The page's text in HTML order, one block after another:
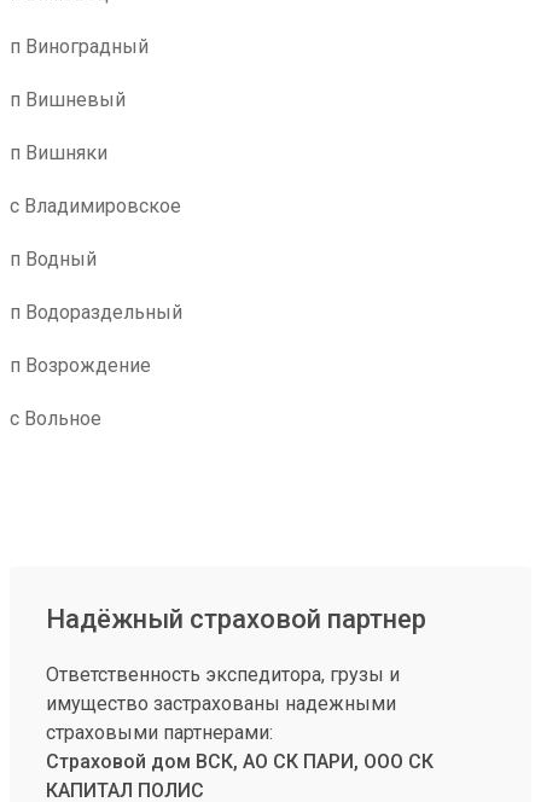
п Виноградный
п Вишневый
п Вишняки
с Владимировское
п Водный
п Водораздельный
п Возрождение
с Вольное
Надёжный страховой партнер
Ответственность экспедитора, грузы и
имущество застрахованы надежными
страховыми партнерами:
Страховой дом ВСК, АО СК ПАРИ, ООО СК
КАПИТАЛ ПОЛИС